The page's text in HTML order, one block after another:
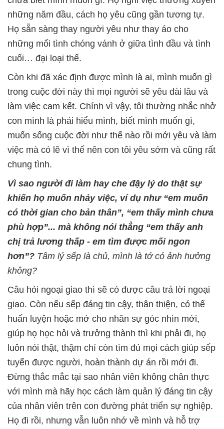
những năm đầu, cách họ yêu cũng gần tương tự.
Họ sẵn sàng thay người yêu như thay áo cho
những mối tình chóng vánh ở giữa tình đầu và tình
cuối… đại loại thế.
Còn khi đã xác định được mình là ai, mình muốn gì
trong cuộc đời này thì mọi người sẽ yêu dài lâu và
làm việc cam kết. Chính vì vậy, tôi thường nhắc nhở
con mình là phải hiểu mình, biết mình muốn gì,
muốn sống cuộc đời như thế nào rồi mới yêu và làm
việc mà có lẽ vì thế nên con tôi yêu sớm và cũng rất
chung tình.
Vì sao người đi làm hay che đậy lý do thật sự
khiến họ muốn nhảy việc, ví dụ như “em muốn
có thời gian cho bản thân”, “em thấy mình chưa
phù hợp”... mà không nói thẳng “em thấy anh
chị trả lương thấp - em tìm được mối ngon
hơn”? Tâm lý sếp là chủ, mình là tớ có ảnh hưởng
không?
Câu hỏi ngoại giao thì sẽ có được câu trả lời ngoại
giao. Còn nếu sếp đáng tin cậy, thân thiện, có thể
huấn luyện hoặc mở cho nhân sự góc nhìn mới,
giúp họ học hỏi và trưởng thành thì khi phải đi, họ
luôn nói thật, thậm chí còn tìm đủ mọi cách giúp sếp
tuyển được người, hoàn thành dự án rồi mới đi.
Đừng thắc mắc tại sao nhân viên không chân thực
với mình mà hãy học cách làm quản lý đáng tin cậy
của nhân viên trên con đường phát triển sự nghiệp.
Họ đi rồi, nhưng vẫn luôn nhớ về mình và hỗ trợ